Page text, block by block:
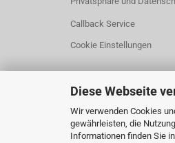
Diese Webseite
Wir verwenden Cookies
gewährleisten, die
Informationen finden Sie
Callback Service
Cookie Einstellungen